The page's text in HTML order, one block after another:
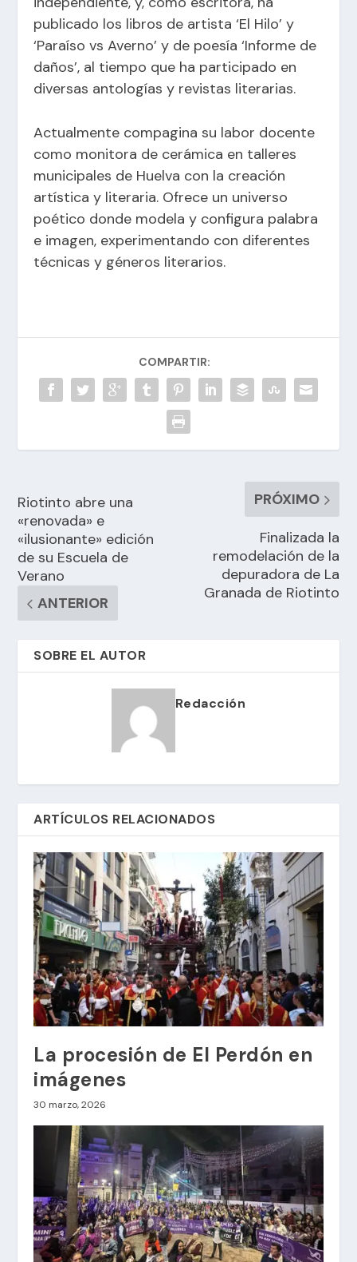
publicado los libros de artista ‘El Hilo’ y
‘Paraíso vs Averno’ y de poesía ‘Informe de
daños’, al tiempo que ha participado en
diversas antologías y revistas literarias.
Actualmente compagina su labor docente
como monitora de cerámica en talleres
municipales de Huelva con la creación
artística y literaria. Ofrece un universo
poético donde modela y configura palabra
e imagen, experimentando con diferentes
técnicas y géneros literarios.
COMPARTIR:
Riotinto abre una
«renovada» e
«ilusionante» edición
de su Escuela de
Verano
ANTERIOR
PRÓXIMO
Finalizada la
remodelación de la
depuradora de La
Granada de Riotinto
SOBRE EL AUTOR
Redacción
ARTÍCULOS RELACIONADOS
La procesión de El Perdón en
imágenes
30 marzo, 2026